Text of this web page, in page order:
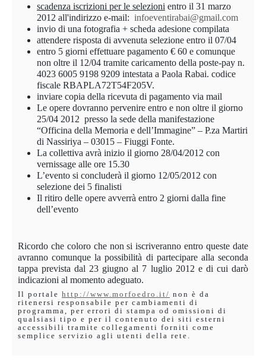
scadenza iscrizioni per le selezioni entro il 31 marzo
2012 all'indirizzo e-mail: infoeventirabai@gmail.com
invio di una fotografia + scheda adesione compilata
attendere risposta di avvenuta selezione entro il 07/04
entro 5 giorni effettuare pagamento € 60 e comunque
non oltre il 12/04 tramite caricamento della poste-pay n.
4023 6005 9198 9209 intestata a Paola Rabai. codice
fiscale RBAPLA72T54F205V.
inviare copia della ricevuta di pagamento via mail
Le opere dovranno pervenire entro e non oltre il giorno
25/04 2012 presso la sede della manifestazione
“Officina della Memoria e dell’Immagine” – P.za Martiri
di Nassiriya – 03015 – Fiuggi Fonte.
La collettiva avrà inizio il giorno 28/04/2012 con
vernissage alle ore 15.30
L’evento si concluderà il giorno 12/05/2012 con
selezione dei 5 finalisti
Il ritiro delle opere avverrà entro 2 giorni dalla fine
dell’evento
Ricordo che coloro che non si iscriveranno entro queste date
avranno comunque la possibilità di partecipare alla seconda
tappa prevista dal 23 giugno al 7 luglio 2012 e di cui darò
indicazioni al momento adeguato.
Il portale http://www.morfoedro.it/ non è da
ritenersi responsabile per cambiamenti di
programma, per errori di stampa od omissioni di
qualsiasi tipo e per il contenuto dei siti esterni
accessibili tramite collegamenti forniti come
semplice servizio agli utenti della rete.